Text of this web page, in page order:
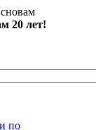
20 лет!
по